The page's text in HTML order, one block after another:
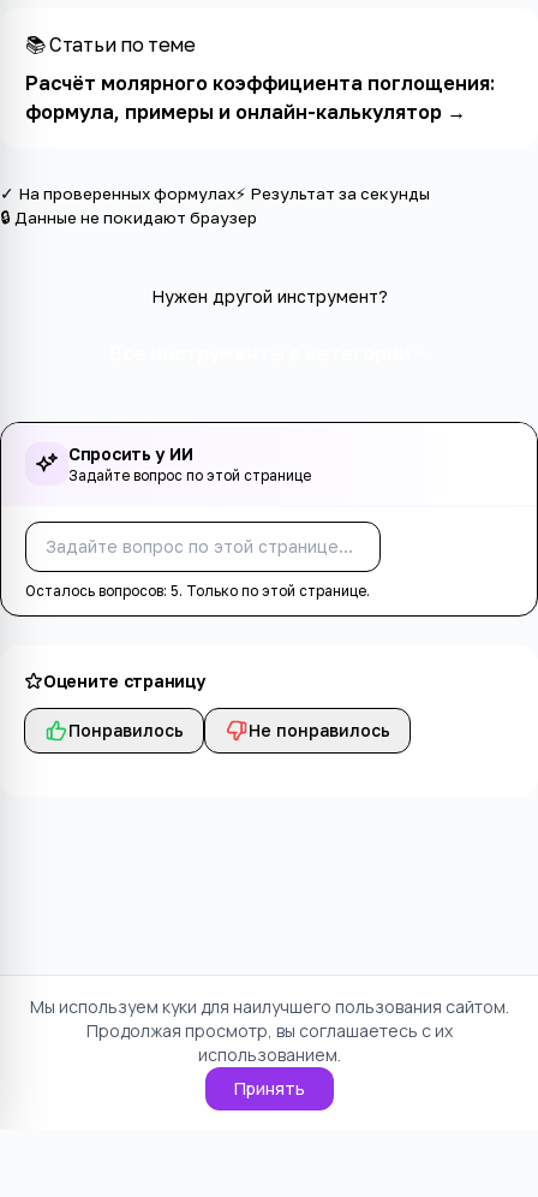
📚 Статьи по теме
Расчёт молярного коэффициента поглощения:
формула, примеры и онлайн-калькулятор→
✓ На проверенных формулах⚡ Результат за секунды
🔒 Данные не покидают браузер
Нужен другой инструмент?
Спросить у ИИ
Задайте вопрос по этой странице
Осталось вопросов: 5. Только по этой странице.
Оцените страницу
Понравилось Не понравилось
Мы используем куки для наилучшего пользования сайтом.
Продолжая просмотр, вы соглашаетесь с их
использованием.
Принять